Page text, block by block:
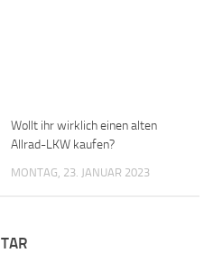
Wollt ihr wirklich einen alten
Allrad-LKW kaufen?
MONTAG, 23. JANUAR 2023